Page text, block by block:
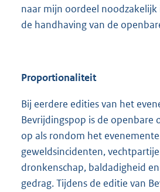
naar mijn oordeel noodzakelijk
de handhaving van de
Proportionaliteit
Bij eerdere edities van het
Bevrijdingspop is de openbare
op als rondom het
geweldsincidenten,
dronkenschap, baldadigheid
gedrag. Tijdens de editie van